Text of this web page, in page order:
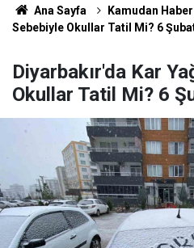
Ana Sayfa Kamudan Haber
Sebebiyle Okullar Tatil Mi? 6
Diyarbakır'da Kar
Okullar Tatil Mi? 6